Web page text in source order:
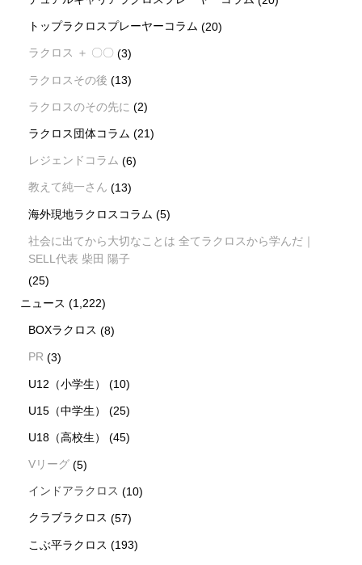
トップラクロスプレーヤーコラム (20)
ラクロス ＋ 〇〇 (3)
ラクロスその後 (13)
ラクロスのその先に (2)
ラクロス団体コラム (21)
レジェンドコラム (6)
教えて純一さん (13)
海外現地ラクロスコラム (5)
社会に出てから大切なことは 全てラクロスから学んだ｜
SELL代表 柴田 陽子
(25)
ニュース (1,222)
BOXラクロス (8)
PR (3)
U12（小学生） (10)
U15（中学生） (25)
U18（高校生） (45)
Vリーグ (5)
インドアラクロス (10)
クラブラクロス (57)
こぶ平ラクロス (193)